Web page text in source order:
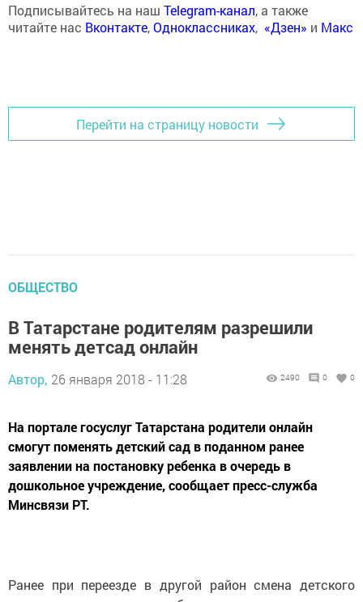
Подписывайтесь на наш Telegram-канал, а также
читайте нас Вконтакте,Одноклассниках, «Дзен» и Макс
Перейти на страницу новости
ОБЩЕСТВО
​В Татарстане родителям разрешили
менять детсад онлайн
Автор, 26 января 2018 - 11:28 2490 0 0
На портале госуслуг Татарстана родители онлайн
смогут поменять детский сад в поданном ранее
заявлении на постановку ребенка в очередь в
дошкольное учреждение, сообщает пресс-служба
Минсвязи РТ.
Ранее при переезде в другой район смена детского